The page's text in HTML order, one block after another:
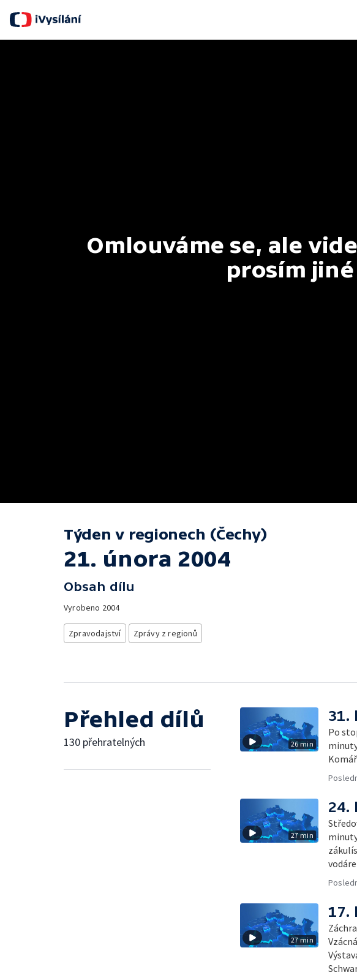
Omlouváme se, ale
prosím jiné
Týden v regionech (Čechy)
21. února 2004
Obsah dílu
Vyrobeno 2004
Zpravodajství Zprávy z regionů
Přehled dílů
130 přehratelných 26 min
31.
Po
27 min
24.
27 min
17.